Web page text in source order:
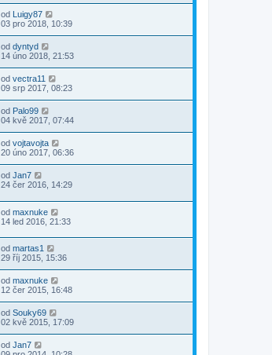
od Luigy87
03 pro 2018, 10:39
od dyntyd
14 úno 2018, 21:53
od vectra11
09 srp 2017, 08:23
od Palo99
04 kvě 2017, 07:44
od vojtavojta
20 úno 2017, 06:36
od Jan7
24 čer 2016, 14:29
od maxnuke
14 led 2016, 21:33
od martas1
29 říj 2015, 15:36
od maxnuke
12 čer 2015, 16:48
od Souky69
02 kvě 2015, 17:09
od Jan7